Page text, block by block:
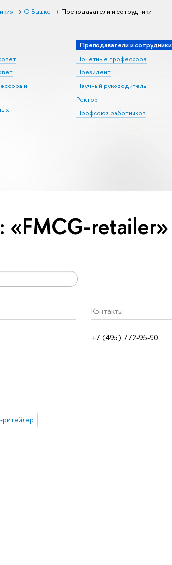
О Вышке Преподаватели и сотрудники
и
Преподаватели и сотрудники
Почетные профессора
Президент
Научный руководитель
Ректор
Профсоюз работников
«FMCG-retailer»
Контакты
+7 (495) 772-95-90
ритейлер